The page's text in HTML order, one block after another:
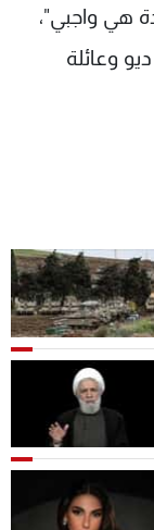
هي واجبي"،
وعائلة